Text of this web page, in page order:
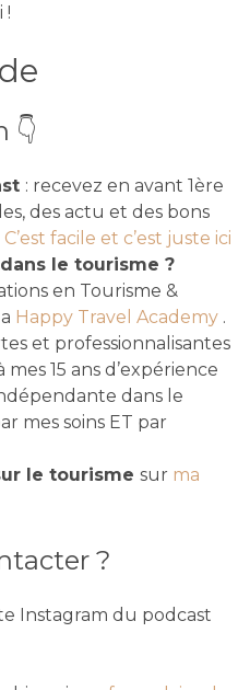
!
👇
: recevez en avant 1ère
des actu et des bons
C’est facile et c’est juste ici
le tourisme ?
en Tourisme &
Happy Travel Academy .
et professionnalisantes
15 ans d’expérience
dans le
mes soins ET par
le tourisme sur ma
?
Instagram du podcast